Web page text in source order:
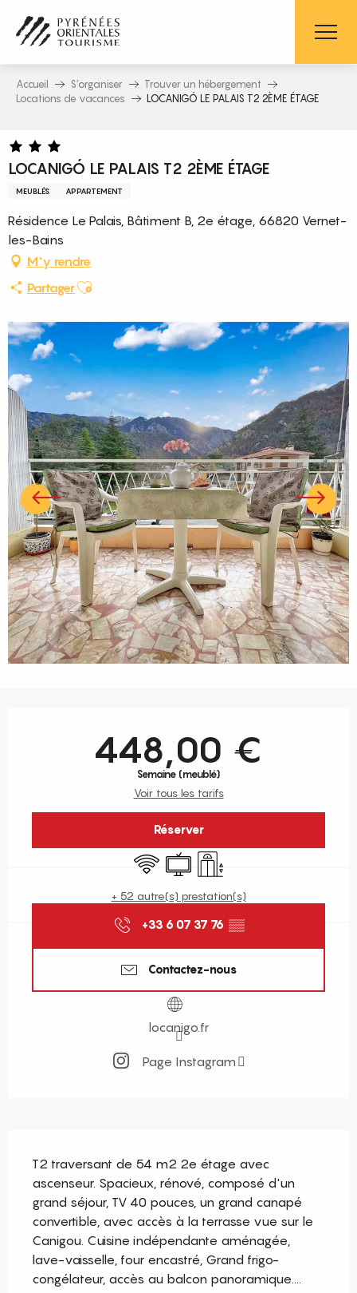
contenu
principal
Accueil S’organiser
Trouver un hébergement
Locations de vacances
LOCANIGÓ LE PALAIS T2 2ÈME ÉTAGE
LOCANIGÓ LE PALAIS T2 2ÈME ÉTAGE
MEUBLÉS APPARTEMENT
Résidence Le Palais, Bâtiment B, 2e étage, 66820 Vernet-
les-Bains
M'y rendre
PartagerAjouter aux favoris
448,00 €
Semaine (meublé)
Voir tous les tarifs
Réserver
WiFi TélévisionAscenseur
+ 52 autre(s) prestation(s)
+33 6 07 37 76 ▒▒
Contactez-nous
locanigo.fr
Page Instagram
T2 traversant de 54 m2 2e étage avec
ascenseur. Spacieux, rénové, composé d'un
grand séjour, TV 40 pouces, un grand canapé
convertible, avec accès à la terrasse vue sur le
Canigou. Cuisine indépendante aménagée,
lave-vaisselle, four encastré, Grand frigo-
congélateur, accès au balcon panoramique....